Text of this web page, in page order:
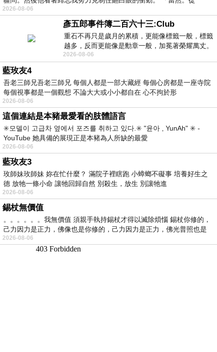
2026-08-06
彥五郎事件簿二百六十三:Club
重石不再只是歲月的累積，更能像標籤一般，標籤
越多，反而更能像是勳章一般，加冕著榮耀萬丈。
習慣一如縱容，成了再難輕輕放下的罪證
2026-08-06
藍玫友4
吾老三師兄吾老三師兄 每個人都是一部大藏經 每個心房都是一座寺院
每個視事都是一個觀想 不論大大或小小都自在 心不拘於形
2026-08-06
這個連結是本豬最愛看的肢體語言
✳️모델이 고급차 옆에서 포즈를 취하고 있다.✳️ "윤아 , YunAh" ✳️ -
YouTube 她具備的展現正是本豬為人所缺的最愛
2026-08-06
藍玫友3
玫師妹玫師妹 妳在忙什麼？ 滿院子裡瞎跑 小蟑螂不礙事 培養好生之
德 放牠一條小命 讓牠回歸自然 別殺生，放生 別讓牠進
2026-08-06
錫杖無價值
。。。。。。我無價值 須親手執持錫杖才得以滅除煩惱 錫杖你修的，
己力因力是正力，佛像也是你修的，己力因力是正力，佛光普照也是
2026-08-06